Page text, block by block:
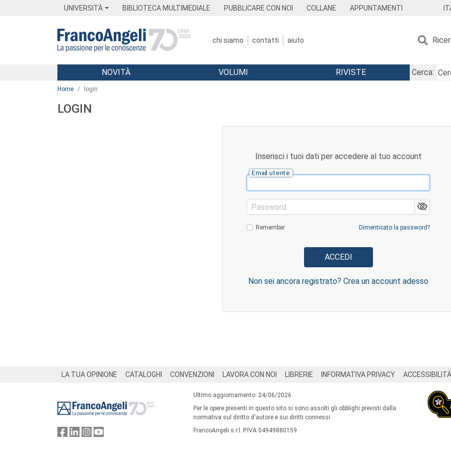
UNIVERSITÀ BIBLIOTECA MULTIMEDIALE PUBBLICARE CON NOI COLLANE APPUNTAMENTI
chi siamo contatti aiuto
Menu
NOVITÀ VOLUMI RIVISTE
Cerca:
Home login
LOGIN
Inserisci i tuoi dati per accedere al tuo account
Email utente
Password
Remember Dimenticato la password?
Non sei ancora registrato? Crea un account adesso
LA TUA OPINIONE CATALOGHI CONVENZIONI LAVORA CON NOI LIBRERIE INFORMATIVA PRIVACY ACCESSIBILITÁ
Ultimo aggiornamento: 24/06/2026
Per le opere presenti in questo sito si sono assolti gli obblighi previsti dalla
normativa sul diritto d'autore e sui diritti connessi.
FrancoAngeli s.r.l. P.IVA 04949880159